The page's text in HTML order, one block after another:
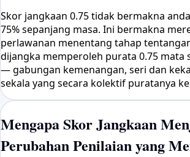
Skor jangkaan 0.75 tidak bermakna
75% sepanjang masa. Ini bermakna
perlawanan menentang tahap
dijangka memperoleh purata 0.75 mata
— gabungan kemenangan, seri dan
sekala yang secara kolektif puratanya
Mengapa Skor Jangkaan
Perubahan Penilaian yang